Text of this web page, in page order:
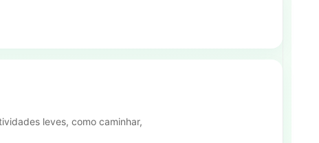
leves, como caminhar,